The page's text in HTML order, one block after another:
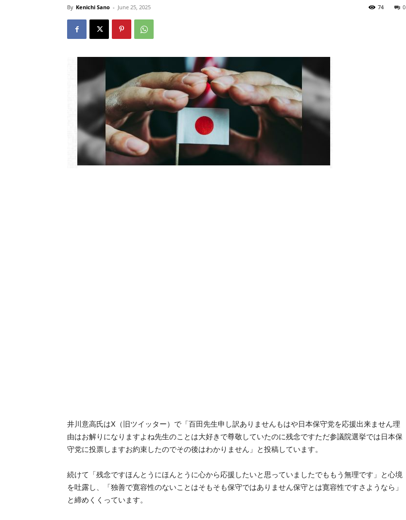
By Kenichi Sano - June 25, 2025 0
74
井川意高氏はX（旧ツイッター）で「百田先生申し訳ありませんもはや日本保守党を応援出来ません理
由はお解りになりますよね先生のことは大好きで尊敬していたのに残念ですただ参議院選挙では日本保
守党に投票しますお約束したのでその後はわかりません」と投稿しています。
続けて「残念ですほんとうにほんとうに心から応援したいと思っていましたでももう無理です」と心境
を吐露し、「独善で寛容性のないことはそもそも保守ではありません保守とは寛容性ですさようなら」
と締めくくっています。